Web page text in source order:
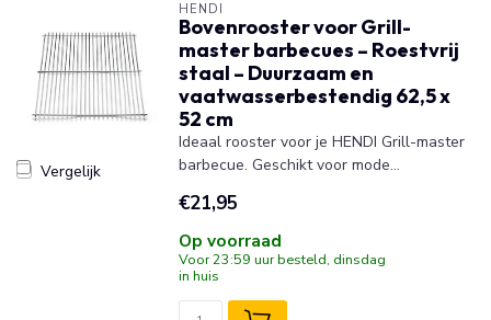
Vergelijk
HENDI
Bovenrooster voor Grill-
master barbecues – Roestvrij
staal – Duurzaam en
vaatwasserbestendig 62,5 x
52 cm
Ideaal rooster voor je HENDI Grill-master
barbecue. Geschikt voor mode...
€21,95
Op voorraad
Voor 23:59 uur besteld, dinsdag
in huis